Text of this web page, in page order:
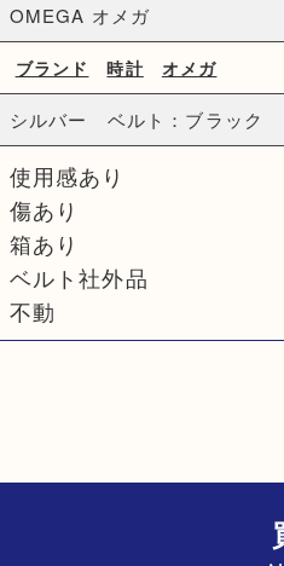
OMEGA オメガ
ブランド 時計 オメガ
シルバー ベルト：ブラック
使用感あり
傷あり
箱あり
ベルト社外品
不動